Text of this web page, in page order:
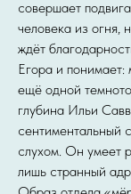
совершает
человека из огня,
ждёт
Егора и понимает:
ещё одной
глубина Ильи
сентиментальный
слухом. Он умеет
лишь странный